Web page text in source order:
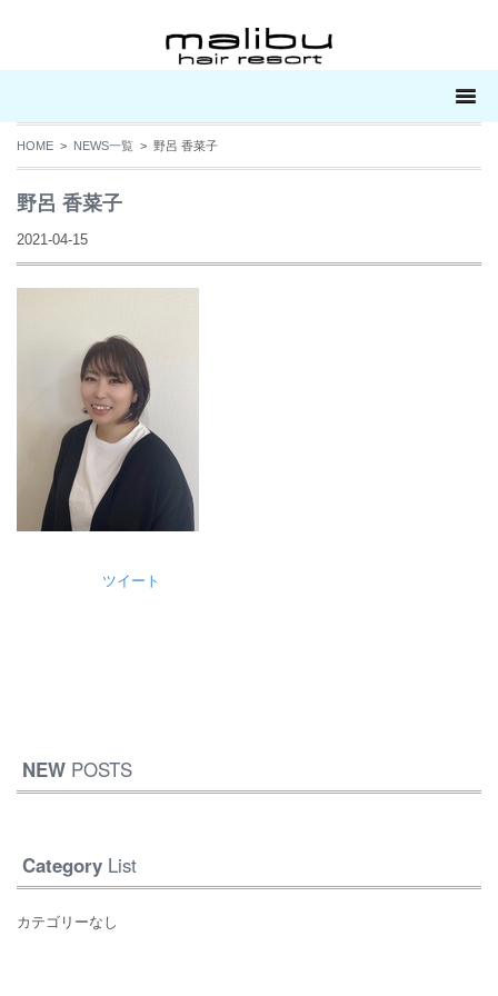
HOME > NEWS一覧 > 野呂 香菜子
野呂 香菜子
2021-04-15
ツイート
NEW POSTS
Category List
カテゴリーなし